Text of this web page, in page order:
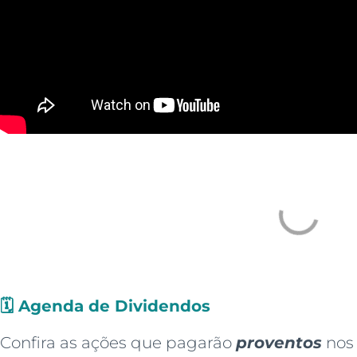
🗓️ Agenda de Dividendos
Confira as ações que pagarão proventos